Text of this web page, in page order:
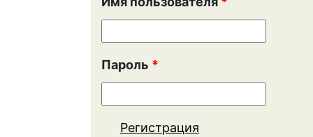
Пароль *
Регистрация